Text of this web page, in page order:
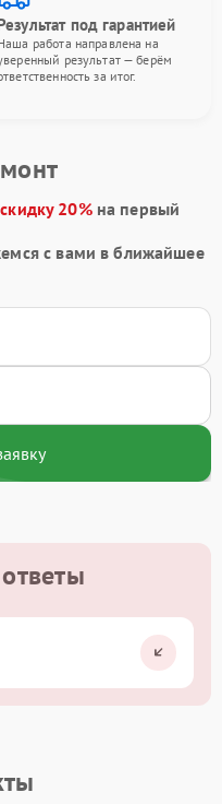
под гарантией
работа направлена на
результат — берём
за итог.
20%на первый
с вами в ближайшее